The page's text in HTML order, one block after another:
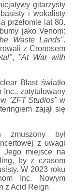
gitarzysty
i wokalisty
przełomie lat 80.
jako Venom:
Waste Lands".
z Cronosem
, "At War with
Blast światło
zatytułowany
"ZFT Studios" w
zajął się
był
z uwagi
Jego miejsce na
by z czasem
W 2023 roku
Inc. Nowym
z Acid Reign.